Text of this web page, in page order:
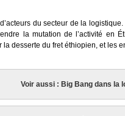
du secteur de la
la mutation de l’activité en
la desserte du fret éthiopien, et les
Voir aussi : Big Bang dans la